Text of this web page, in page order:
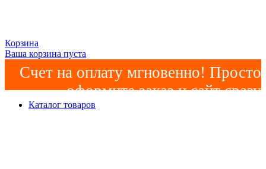
Корзина
Ваша корзина пуста
Счет на оплату мгновенно! Просто
оформите заказ и сайт сразу
сформирует счет! Минимальная
Каталог товаров